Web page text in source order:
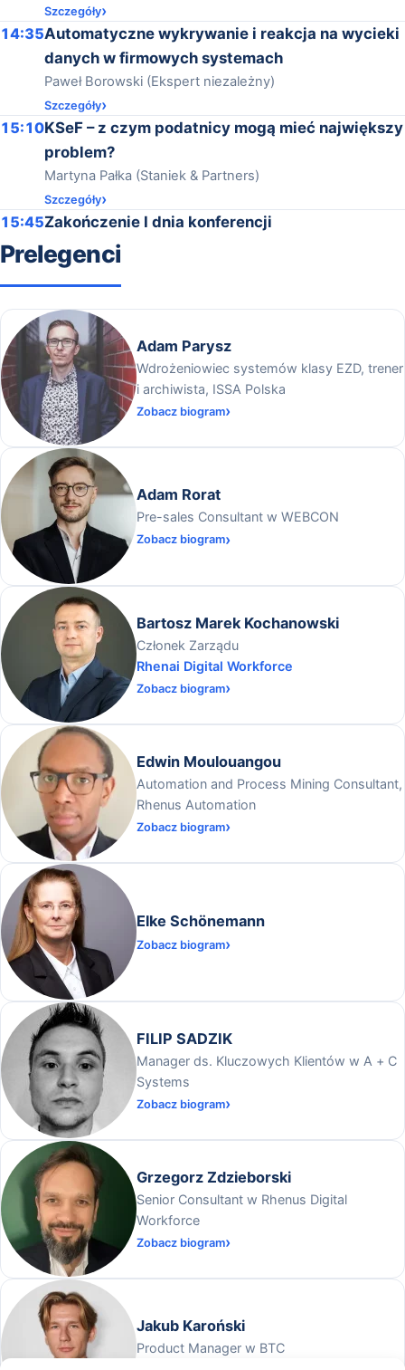
Szczegóły
14:35Automatyczne wykrywanie i reakcja na wycieki
danych w firmowych systemach
Paweł Borowski (Ekspert niezależny)
Szczegóły
15:10KSeF – z czym podatnicy mogą mieć największy
problem?
Martyna Pałka (Staniek & Partners)
Szczegóły
15:45Zakończenie I dnia konferencji
Prelegenci
Adam Parysz
Wdrożeniowiec systemów klasy EZD, trener
i archiwista, ISSA Polska
Zobacz biogram
Adam Rorat
Pre-sales Consultant w WEBCON
Zobacz biogram
Bartosz Marek Kochanowski
Członek Zarządu
Rhenai Digital Workforce
Zobacz biogram
Edwin Moulouangou
Automation and Process Mining Consultant,
Rhenus Automation
Zobacz biogram
Elke Schönemann
Zobacz biogram
FILIP SADZIK
Manager ds. Kluczowych Klientów w A + C
Systems
Zobacz biogram
Grzegorz Zdzieborski
Senior Consultant w Rhenus Digital
Workforce
Zobacz biogram
Jakub Karoński
Product Manager w BTC